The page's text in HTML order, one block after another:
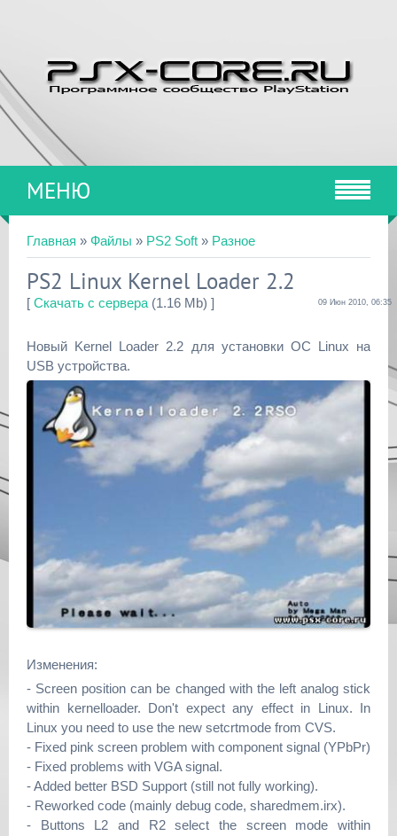
МЕНЮ
Главная » Файлы » PS2 Soft » Разное
PS2 Linux Kernel Loader 2.2
[ Скачать с сервера (1.16 Mb) ] 09 Июн 2010, 06:35
Новый Kernel Loader 2.2 для установки ОС Linux на
USB устройства.
Изменения:
- Screen position can be changed with the left analog stick
within kernelloader. Don't expect any effect in Linux. In
Linux you need to use the new setcrtmode from CVS.
- Fixed pink screen problem with component signal (YPbPr)
- Fixed problems with VGA signal.
- Added better BSD Support (still not fully working).
- Reworked code (mainly debug code, sharedmem.irx).
- Buttons L2 and R2 select the screen mode within